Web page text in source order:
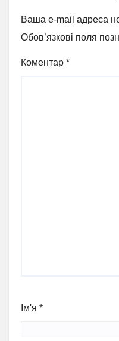
Ваша e-mail адреса
Обов’язкові поля
Коментар *
Ім'я *